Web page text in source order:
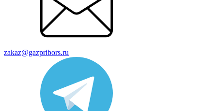
zakaz@gazpribors.ru